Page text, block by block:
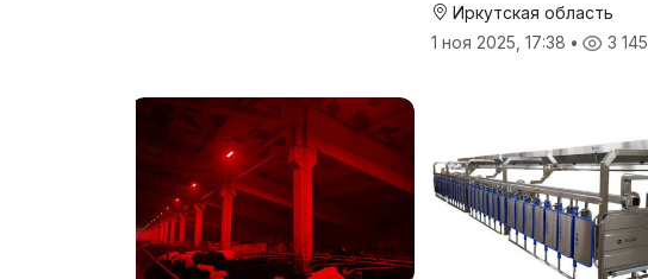
Иркутская область
1 ноя 2025, 17:38 • 3 145